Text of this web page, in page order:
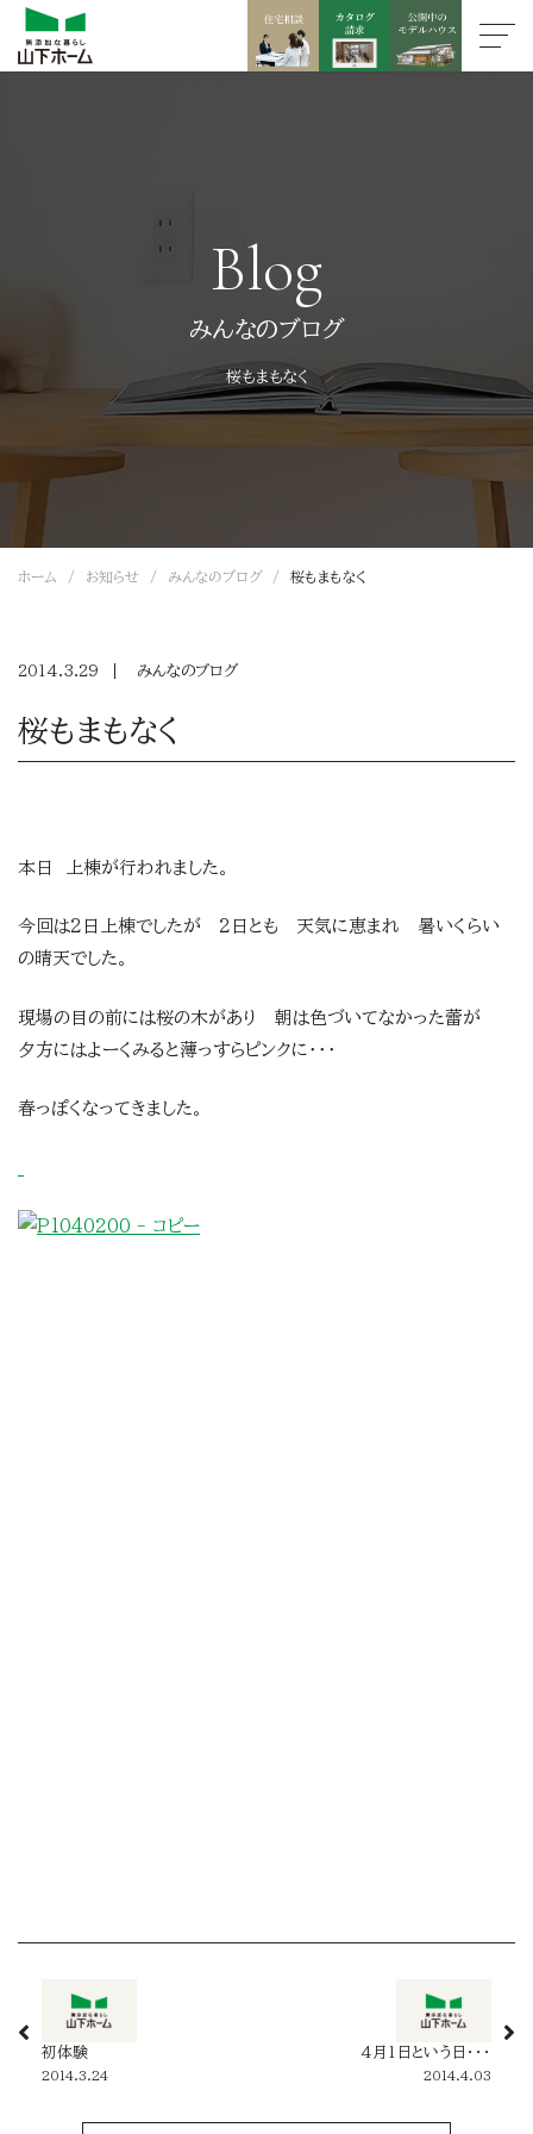
Blog
みんなのブログ
桜もまもなく
ホーム お知らせ みんなのブログ 桜もまもなく
2014.3.29 みんなのブログ
桜もまもなく
本日 上棟が行われました。
今回は2日上棟でしたが 2日とも 天気に恵まれ 暑いくらい
の晴天でした。
現場の目の前には桜の木があり 朝は色づいてなかった蕾が
夕方にはよーくみると薄っすらピンクに・・・
春っぽくなってきました。
初体験
2014.3.24
4月1日という日・・・
2014.4.03